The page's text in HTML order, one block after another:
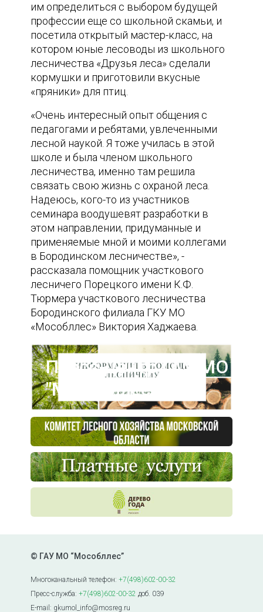
им определиться с выбором будущей
профессии еще со школьной скамьи, и
посетила открытый мастер-класс, на
котором юные лесоводы из школьного
лесничества «Друзья леса» сделали
кормушки и приготовили вкусные
«пряники» для птиц.
«Очень интересный опыт общения с
педагогами и ребятами, увлеченными
лесной наукой. Я тоже училась в этой
школе и была членом школьного
лесничества, именно там решила
связать свою жизнь с охраной леса.
Надеюсь, кого-то из участников
семинара воодушевят разработки в
этом направлении, придуманные и
применяемые мной и моими коллегами
в Бородинском лесничестве», -
рассказала помощник участкового
лесничего Порецкого имени К.Ф.
Тюрмера участкового лесничества
Бородинского филиала ГКУ МО
«Мособллес» Виктория Хаджаева.
Пресс-центр ГАУ МО
"Мособллес"
© ГАУ МО “Мособллес”
Многоканальный телефон:+7(498)602-00-32
Пресс-служба:+7(498)602-00-32 доб. 039
E-mail: gkumol_info@mosreg.ru